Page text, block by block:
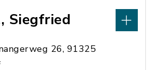
Siegfried
26, 91325